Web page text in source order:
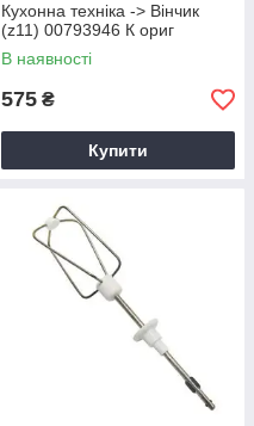
Кухонна техніка -> Вінчик
(z11) 00793946 К ориг
В наявності
575 ₴
Купити